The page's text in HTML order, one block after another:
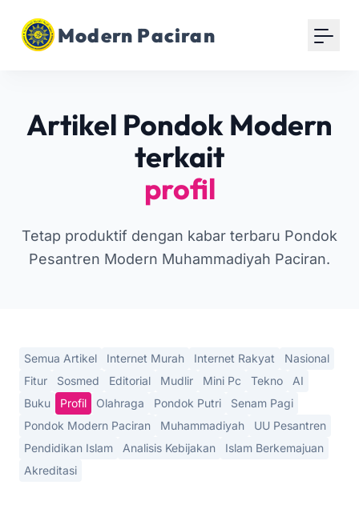
Modern Paciran
Artikel Pondok Modern
terkait
profil
Tetap produktif dengan kabar terbaru Pondok
Pesantren Modern Muhammadiyah Paciran.
Semua Artikel Internet Murah Internet Rakyat
Nasional
Fitur
Sosmed Editorial Mudlir Mini Pc Tekno
AI
Buku
Profil Olahraga Pondok Putri
Senam Pagi
Pondok Modern Paciran
Muhammadiyah
UU Pesantren
Pendidikan Islam
Analisis Kebijakan
Islam Berkemajuan
Akreditasi